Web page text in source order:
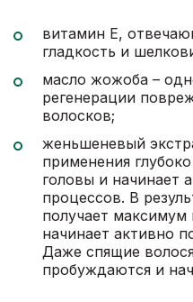
витамин Е,
гладкость и
масло жожоба –
регенерации
волосков;
женьшеневый
применения
головы и начинает
процессов. В
получает
начинает активно
Даже спящие
пробуждаются и